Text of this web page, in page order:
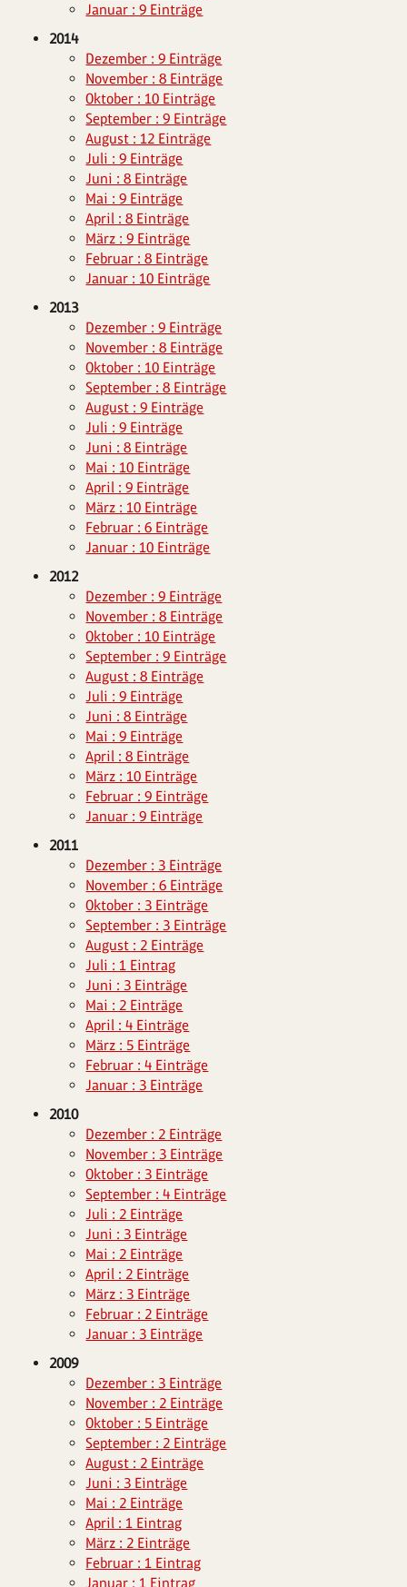
Januar : 9 Einträge
2014
Dezember : 9 Einträge
November : 8 Einträge
Oktober : 10 Einträge
September : 9 Einträge
August : 12 Einträge
Juli : 9 Einträge
Juni : 8 Einträge
Mai : 9 Einträge
April : 8 Einträge
März : 9 Einträge
Februar : 8 Einträge
Januar : 10 Einträge
2013
Dezember : 9 Einträge
November : 8 Einträge
Oktober : 10 Einträge
September : 8 Einträge
August : 9 Einträge
Juli : 9 Einträge
Juni : 8 Einträge
Mai : 10 Einträge
April : 9 Einträge
März : 10 Einträge
Februar : 6 Einträge
Januar : 10 Einträge
2012
Dezember : 9 Einträge
November : 8 Einträge
Oktober : 10 Einträge
September : 9 Einträge
August : 8 Einträge
Juli : 9 Einträge
Juni : 8 Einträge
Mai : 9 Einträge
April : 8 Einträge
März : 10 Einträge
Februar : 9 Einträge
Januar : 9 Einträge
2011
Dezember : 3 Einträge
November : 6 Einträge
Oktober : 3 Einträge
September : 3 Einträge
August : 2 Einträge
Juli : 1 Eintrag
Juni : 3 Einträge
Mai : 2 Einträge
April : 4 Einträge
März : 5 Einträge
Februar : 4 Einträge
Januar : 3 Einträge
2010
Dezember : 2 Einträge
November : 3 Einträge
Oktober : 3 Einträge
September : 4 Einträge
Juli : 2 Einträge
Juni : 3 Einträge
Mai : 2 Einträge
April : 2 Einträge
März : 3 Einträge
Februar : 2 Einträge
Januar : 3 Einträge
2009
Dezember : 3 Einträge
November : 2 Einträge
Oktober : 5 Einträge
September : 2 Einträge
August : 2 Einträge
Juni : 3 Einträge
Mai : 2 Einträge
April : 1 Eintrag
März : 2 Einträge
Februar : 1 Eintrag
Januar : 1 Eintrag